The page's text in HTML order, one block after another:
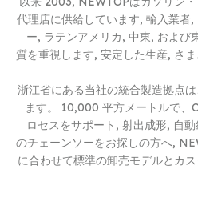
代理店に供給しています, 輸入業者
ー, ラテンアメリカ, 中東, および
質を重視します, 安定した生産, さ
浙江省にある当社の統合製造拠点
ます。 10,000 平方メートルで、
ロセスをサポート, 射出成形, 自
のチェーンソーをお探しの方へ,
に合わせて標準の卸売モデルとカ